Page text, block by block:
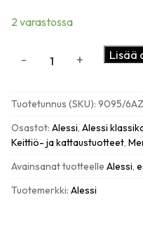
2 varastossa
määrä
- + Lisää
Tuotetunnus (SKU): 9095/
Osastot: Alessi, Alessi
Keittiö- ja kattaustuotteet,
Avainsanat tuotteelle Alessi,
Tuotemerkki: Alessi